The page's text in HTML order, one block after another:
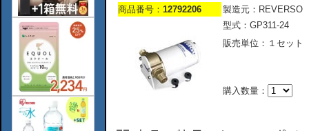
商品番号： 12792206
製造元：REVERSO
型式：GP311-24
販売単位：１セット
購入数量：